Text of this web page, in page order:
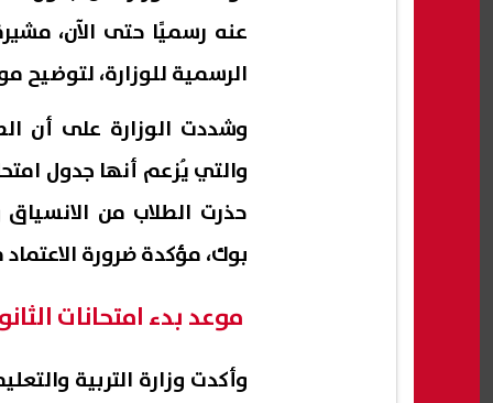
عنه رسميًا حتى الآن،
الرسمية للوزارة، لتوضيح
وشددت الوزارة على أن
حذرت الطلاب من
بوك، مؤكدة ضرورة
موعد بدء امتحانات